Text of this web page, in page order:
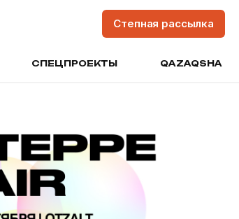
Степная рассылка
СПЕЦПРОЕКТЫ QAZAQSHA